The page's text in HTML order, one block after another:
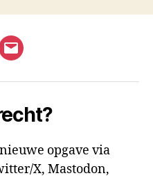
E-
opgave via
X, Mastodon,